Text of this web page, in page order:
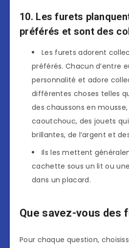
10. Les furets
préférés et sont des
Les furets adorent
préférés. Chacun d’entre
personnalité et adore
différentes choses telles
des chaussons en
caoutchouc, des jouets
brillantes, de l’argent et
Ils les mettent
cachette sous un lit ou
dans un placard.
Que savez-vous des
Pour chaque question,